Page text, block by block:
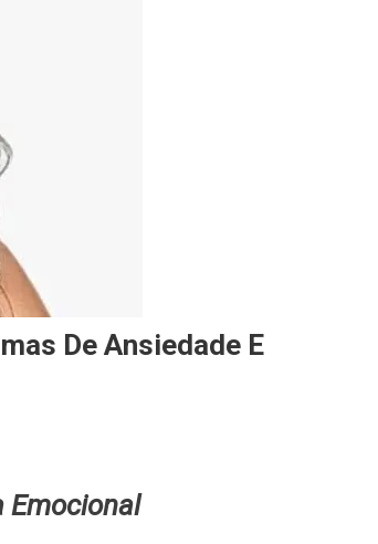
De Ansiedade E
Emocional